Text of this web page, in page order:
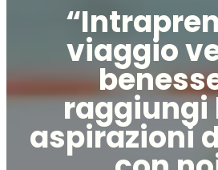
viaggio
raggiungi
aspirazioni